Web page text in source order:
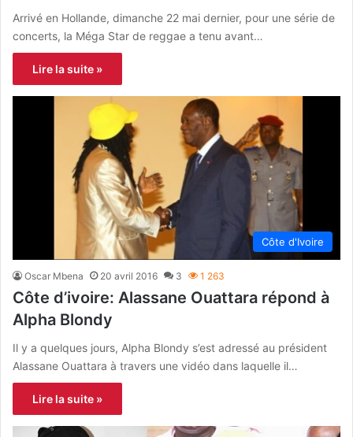
Arrivé en Hollande, dimanche 22 mai dernier, pour une série de
concerts, la Méga Star de reggae a tenu avant…
Lire la suite »
Côte d'Ivoire
Oscar Mbena 20 avril 2016 3 1 263
Côte d’ivoire: Alassane Ouattara répond à
Alpha Blondy
Il y a quelques jours, Alpha Blondy s’est adressé au président
Alassane Ouattara à travers une vidéo dans laquelle il…
Lire la suite »